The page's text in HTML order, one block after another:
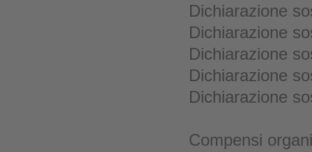
Dichiarazione
Dichiarazione
Dichiarazione
Dichiarazione
Dichiarazione
Compensi